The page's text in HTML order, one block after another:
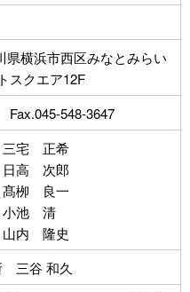
県横浜市西区みなとみらい
スクエア12F
548-3647
三宅 正希
高 次郎
良一
池 清
隆史
三谷 和久